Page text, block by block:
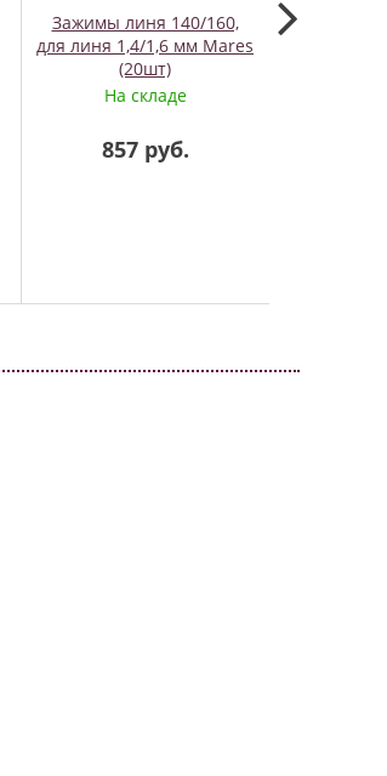
Зажимы линя 140/160,
для линя 1,4/1,6 мм Mares
(20шт)
На складе
857 руб.